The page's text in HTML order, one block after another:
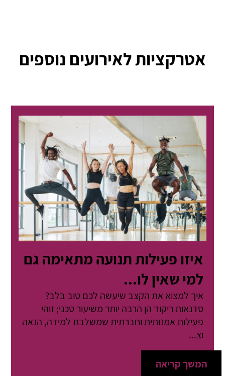
אטרקציות לאירועים נוספים
איזו פעילות תנועה מתאימה גם
למי שאין לו...
איך למצוא את הקצב שיעשה לכם טוב בלב?
סדנאות ריקוד הן הרבה יותר משיעור טכני; זוהי
פעילות אמנותית וחברתית שמשלבת למידה, הנאה
וצ...
המשך קריאה